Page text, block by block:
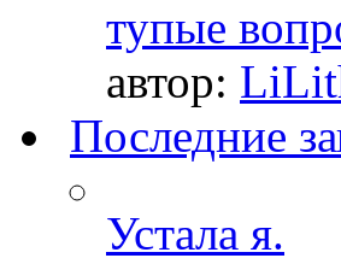
тупые
автор:
Последние
Устала я.